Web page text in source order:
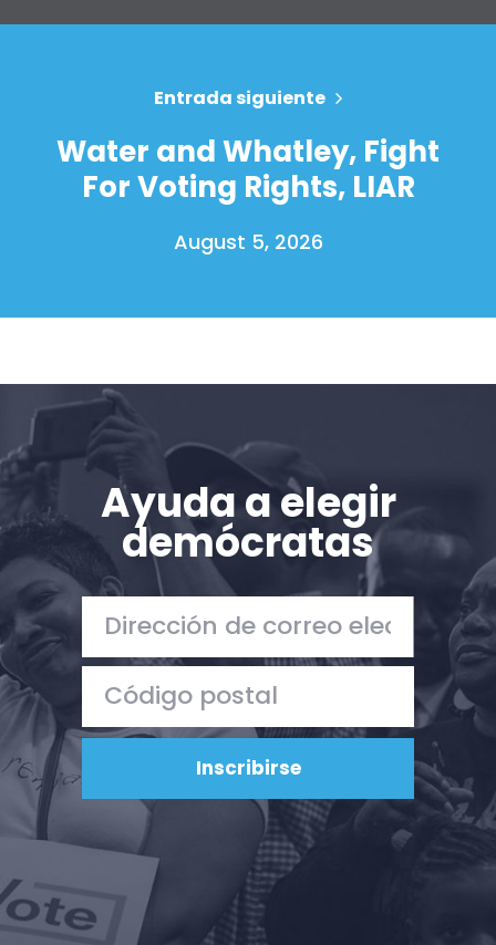
Inicio
Trabaja con nosotros
Pulse
Su fiesta
Acción
Donar
Entrada siguiente
Water and Whatley, Fight
For Voting Rights, LIAR
August 5, 2026
Ayuda a elegir
demócratas